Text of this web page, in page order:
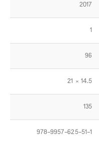
2017
1
96
14.5 × 21
135
978-9957-625-51-1